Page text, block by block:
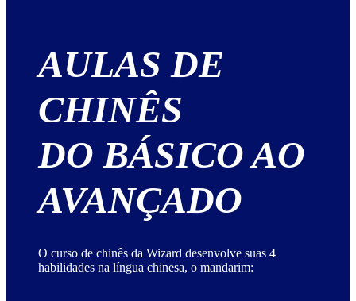
AULAS DE
CHINÊS
DO BÁSICO AO
AVANÇADO
O curso de chinês da Wizard desenvolve suas 4
habilidades na língua chinesa, o mandarim: